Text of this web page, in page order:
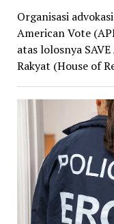
Organisasi
American Vote
atas lolosnya
Rakyat (House of